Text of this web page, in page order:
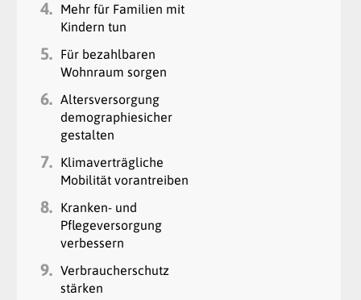
4.
Mehr für Familien mit
Kindern tun
5.
Für bezahlbaren
Wohnraum sorgen
6.
Altersversorgung
demographiesicher
gestalten
7.
Klimaverträgliche
Mobilität vorantreiben
8.
Kranken- und
Pflegeversorgung
verbessern
9. Verbraucherschutz
stärken